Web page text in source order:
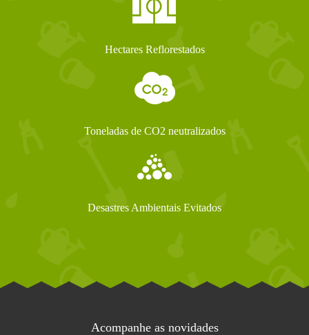
Hectares Reflorestados
Toneladas de CO2 neutralizados
Desastres Ambientais Evitados
Acompanhe as novidades